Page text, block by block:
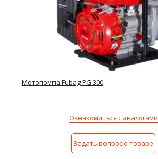
Мотопомпа Fubag PG 300
Ознакомиться с аналогами
Задать вопрос о товаре